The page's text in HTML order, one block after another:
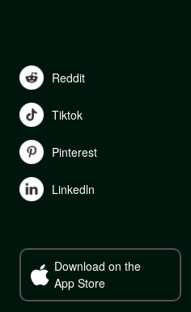
Reddit
Tiktok
Pinterest
Linkedln
Download on the
App Store